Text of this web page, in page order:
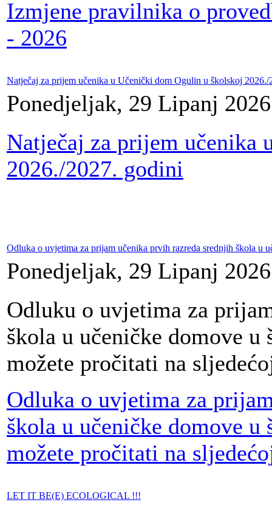
Izmjene pravilnika o
- 2026
Natječaj za prijem učenika u Učenički dom Ogulin u školskoj 2026./
Ponedjeljak, 29 Lipanj
Natječaj za prijem učenika
2026./2027. godini
Odluka o uvjetima za prijam učenika prvih razreda srednjih škola u
Ponedjeljak, 29 Lipanj
Odluku o uvjetima za
škola u učeničke domove
možete pročitati na
Odluka o uvjetima za
škola u učeničke domove
možete pročitati na
LET IT BE(E) ECOLOGICAL !!!